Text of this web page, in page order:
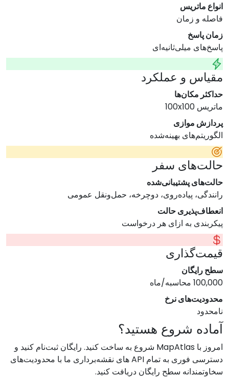
انواع ماتریس
فاصله و زمان
زمان پاسخ
پاسخ‌های میلی‌ثانیه‌ای
مقیاس و عملکرد
حداکثر مکان‌ها
ماتریس 100x100
پردازش موازی
الگوریتم‌های بهینه‌شده
حالت‌های سفر
حالت‌های پشتیبانی‌شده
رانندگی، پیاده‌روی، دوچرخه، حمل‌ونقل عمومی
انعطاف‌پذیری حالت
پیکربندی به ازای هر درخواست
قیمت‌گذاری
سطح رایگان
100,000 محاسبه/ماه
محدودیت‌های نرخ
نامحدود
آماده شروع هستید؟
امروز با MapAtlas شروع به ساخت کنید. رایگان ثبت‌نام کنید و
دسترسی فوری به تمام API های نقشه‌برداری ما با محدودیت‌های
سخاوتمندانه سطح رایگان دریافت کنید.